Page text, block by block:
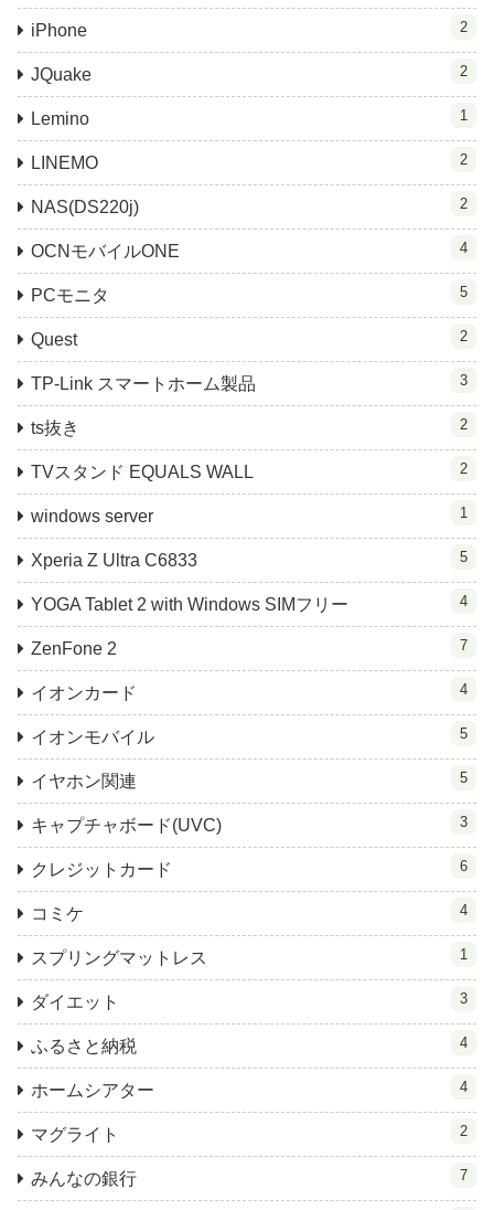
iPhone 2
JQuake 2
Lemino 1
LINEMO 2
NAS(DS220j) 2
OCNモバイルONE 4
PCモニタ 5
Quest 2
TP-Link スマートホーム製品 3
ts抜き 2
TVスタンド EQUALS WALL 2
windows server 1
Xperia Z Ultra C6833 5
YOGA Tablet 2 with Windows SIMフリー 4
ZenFone 2 7
イオンカード 4
イオンモバイル 5
イヤホン関連 5
キャプチャボード(UVC) 3
クレジットカード 6
コミケ 4
スプリングマットレス 1
ダイエット 3
ふるさと納税 4
ホームシアター 4
マグライト 2
みんなの銀行 7